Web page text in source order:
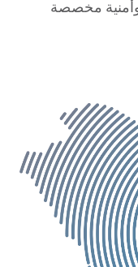
وأمنية مخصصة